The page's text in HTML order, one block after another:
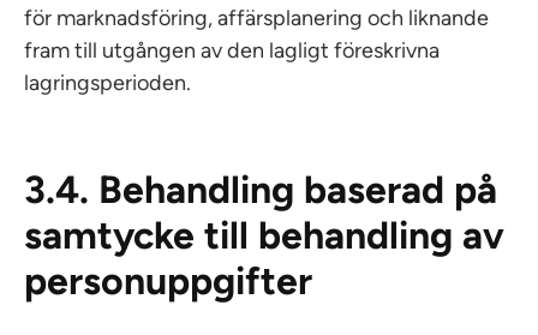
för marknadsföring, affärsplanering och liknande
fram till utgången av den lagligt föreskrivna
lagringsperioden.
3.4. Behandling baserad på
samtycke till behandling av
personuppgifter